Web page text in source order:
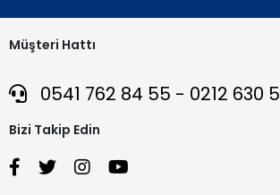
Müşteri Hattı
0541 762 84 55 - 0212 630
Bizi Takip Edin